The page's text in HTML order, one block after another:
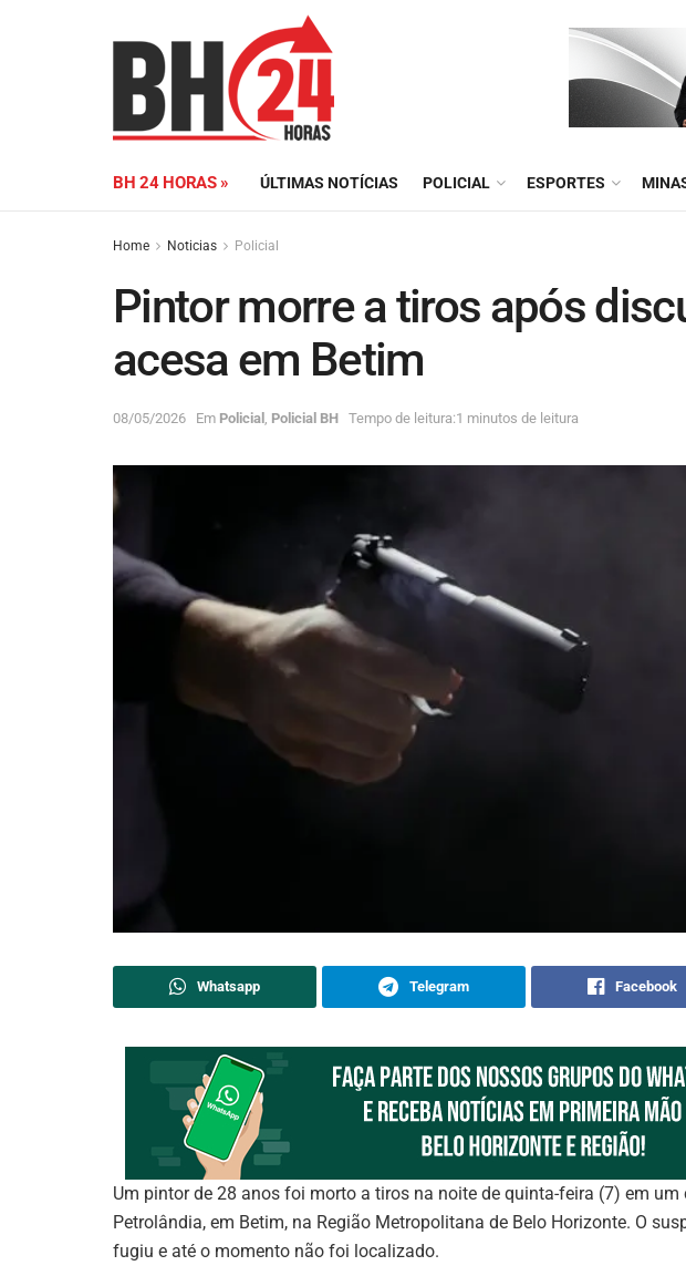
BH 24 HORAS » ÚLTIMAS NOTÍCIAS POLICIAL ESPORTES
Home Noticias Policial
Pintor morre a tiros após
acesa em Betim
08/05/2026 Em Policial Policial BH Tempo de leitura:1 minutos de leitura
Whatsapp Telegram Facebook
Um pintor de 28 anos foi morto a tiros na noite de quinta-feira (7) em
Petrolândia, em Betim, na Região Metropolitana de Belo Horizonte. O
fugiu e até o momento não foi localizado.